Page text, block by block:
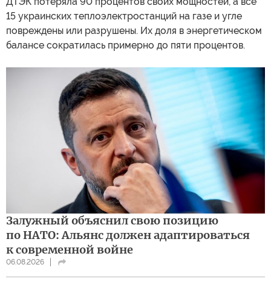
15 украинских теплоэлектростанций на газе и угле
повреждены или разрушены. Их доля в энергетическом
балансе сократилась примерно до пяти процентов.
Залужный объяснил свою позицию
по НАТО: Альянс должен адаптироваться
к современной войне
06.08.2026